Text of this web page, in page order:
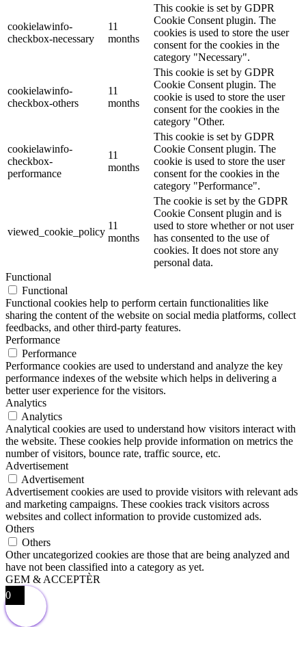
cookielawinfo-
checkbox-necessary
11
months
This cookie is set by GDPR
Cookie Consent plugin. The
cookies is used to store the user
consent for the cookies in the
category "Necessary".
cookielawinfo-
checkbox-others
11
months
This cookie is set by GDPR
Cookie Consent plugin. The
cookie is used to store the user
consent for the cookies in the
category "Other.
cookielawinfo-
checkbox-
performance
11
months
This cookie is set by GDPR
Cookie Consent plugin. The
cookie is used to store the user
consent for the cookies in the
category "Performance".
viewed_cookie_policy
11
months
The cookie is set by the GDPR
Cookie Consent plugin and is
used to store whether or not user
has consented to the use of
cookies. It does not store any
personal data.
Functional
Functional
Functional cookies help to perform certain functionalities like
sharing the content of the website on social media platforms, collect
feedbacks, and other third-party features.
Performance
Performance
Performance cookies are used to understand and analyze the key
performance indexes of the website which helps in delivering a
better user experience for the visitors.
Analytics
Analytics
Analytical cookies are used to understand how visitors interact with
the website. These cookies help provide information on metrics the
number of visitors, bounce rate, traffic source, etc.
Advertisement
Advertisement
Advertisement cookies are used to provide visitors with relevant ads
and marketing campaigns. These cookies track visitors across
websites and collect information to provide customized ads.
Others
Others
Other uncategorized cookies are those that are being analyzed and
have not been classified into a category as yet.
GEM & ACCEPTÈR
0